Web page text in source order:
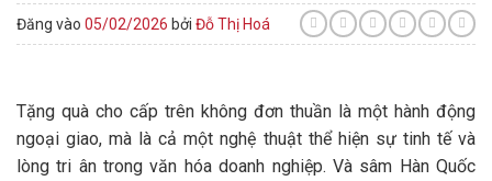
Đăng vào 05/02/2026 bởi Đỗ Thị Hoá
Tặng quà cho cấp trên không đơn thuần là một hành động
ngoại giao, mà là cả một nghệ thuật thể hiện sự tinh tế và
lòng tri ân trong văn hóa doanh nghiệp. Và sâm Hàn Quốc